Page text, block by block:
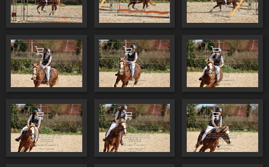
Ajouter au panier Ajouter au panier Ajouter au
Ajouter au panier Ajouter au panier Ajouter au